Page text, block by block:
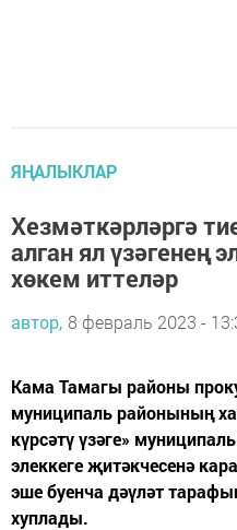
ЯҢАЛЫКЛАР
Хезмәткәрләргә
алган ял үзәгенең
хөкем иттеләр
автор, 8 февраль 2023 -
Кама Тамагы районы
муниципаль районының
күрсәтү үзәге»
элеккеге җитәкчесенә
эше буенча дәүләт
хуплады.